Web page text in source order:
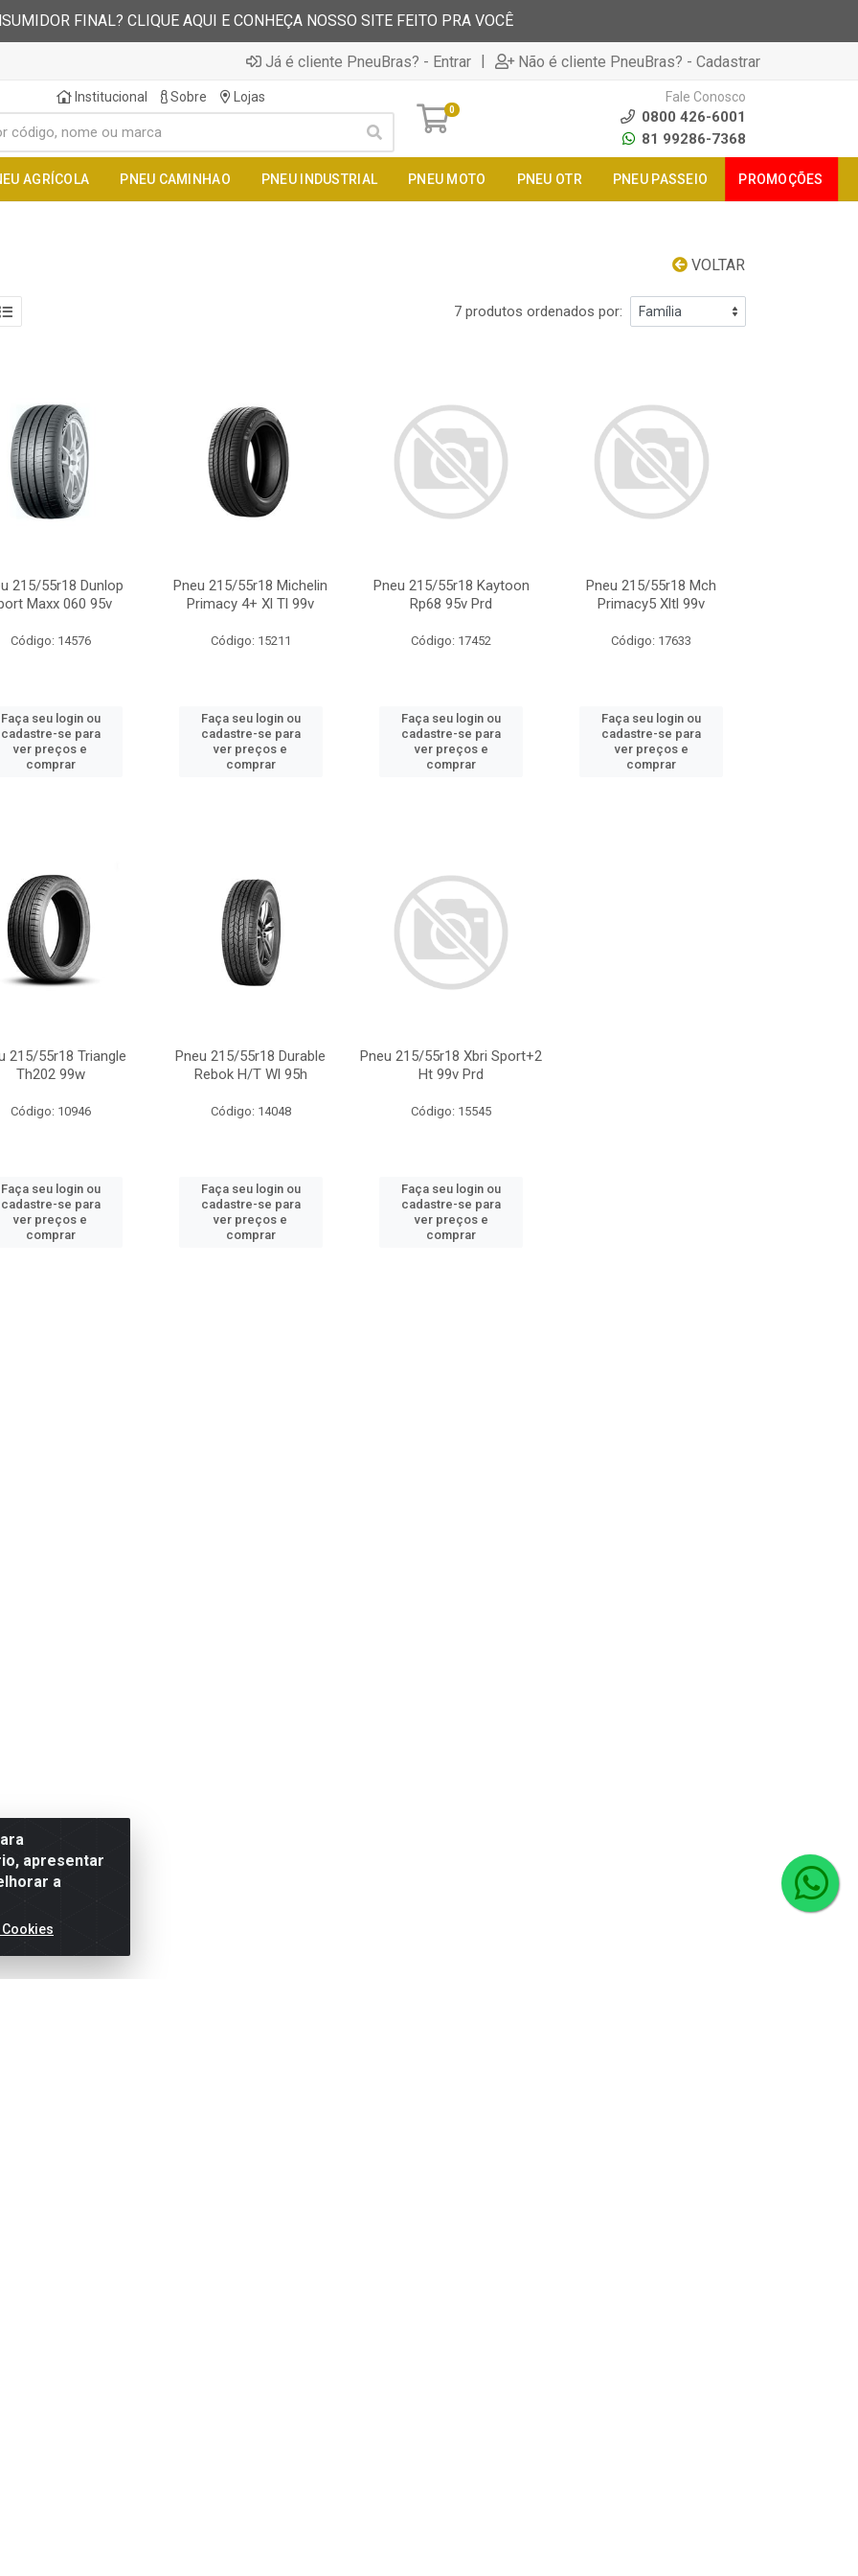
FINAL? CLIQUE AQUI E CONHEÇA NOSSO SITE FEITO PRA VOCÊ
Já é cliente PneuBras? - Entrar | Não é cliente PneuBras? - Cadastrar
Institucional Sobre Lojas
0
Fale Conosco
0800 426-6001
81 99286-7368
AGRÍCOLA PNEU CAMINHAO PNEU INDUSTRIAL PNEU MOTO PNEU OTR PNEU PASSEIO PROMOÇÕES
VOLTAR
7 produtos ordenados por:
215/55r18 Dunlop
Maxx 060 95v
Código: 14576
Faça seu login ou
cadastre-se para
ver preços e
comprar
Pneu 215/55r18 Michelin
Primacy 4+ Xl Tl 99v
Código: 15211
Faça seu login ou
cadastre-se para
ver preços e
comprar
Pneu 215/55r18 Kaytoon
Rp68 95v Prd
Código: 17452
Faça seu login ou
cadastre-se para
ver preços e
comprar
Pneu 215/55r18 Mch
Primacy5 Xltl 99v
Código: 17633
Faça seu login ou
cadastre-se para
ver preços e
comprar
215/55r18 Triangle
Th202 99w
Código: 10946
Faça seu login ou
cadastre-se para
ver preços e
comprar
Pneu 215/55r18 Durable
Rebok H/T Wl 95h
Código: 14048
Faça seu login ou
cadastre-se para
ver preços e
comprar
Pneu 215/55r18 Xbri Sport+2
Ht 99v Prd
Código: 15545
Faça seu login ou
cadastre-se para
ver preços e
comprar
apresentar
a